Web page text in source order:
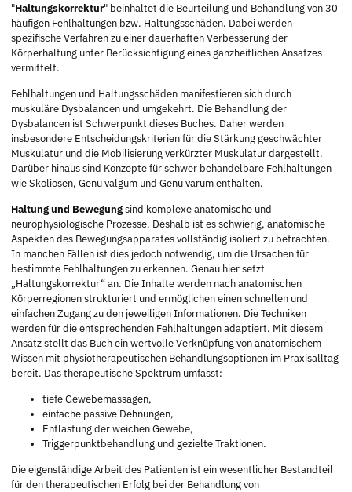
"Haltungskorrektur" beinhaltet die Beurteilung und Behandlung von 30
häufigen Fehlhaltungen bzw. Haltungsschäden. Dabei werden
spezifische Verfahren zu einer dauerhaften Verbesserung der
Körperhaltung unter Berücksichtigung eines ganzheitlichen Ansatzes
vermittelt.
Fehlhaltungen und Haltungsschäden manifestieren sich durch
muskuläre Dysbalancen und umgekehrt. Die Behandlung der
Dysbalancen ist Schwerpunkt dieses Buches. Daher werden
insbesondere Entscheidungskriterien für die Stärkung geschwächter
Muskulatur und die Mobilisierung verkürzter Muskulatur dargestellt.
Darüber hinaus sind Konzepte für schwer behandelbare Fehlhaltungen
wie Skoliosen, Genu valgum und Genu varum enthalten.
Haltung und Bewegungsind komplexe anatomische und
neurophysiologische Prozesse. Deshalb ist es schwierig, anatomische
Aspekten des Bewegungsapparates vollständig isoliert zu betrachten.
In manchen Fällen ist dies jedoch notwendig, um die Ursachen für
bestimmte Fehlhaltungen zu erkennen. Genau hier setzt
„Haltungskorrektur“ an. Die Inhalte werden nach anatomischen
Körperregionen strukturiert und ermöglichen einen schnellen und
einfachen Zugang zu den jeweiligen Informationen. Die Techniken
werden für die entsprechenden Fehlhaltungen adaptiert. Mit diesem
Ansatz stellt das Buch ein wertvolle Verknüpfung von anatomischem
Wissen mit physiotherapeutischen Behandlungsoptionen im Praxisalltag
bereit. Das therapeutische Spektrum umfasst:
tiefe Gewebemassagen,
einfache passive Dehnungen,
Entlastung der weichen Gewebe,
Triggerpunktbehandlung und gezielte Traktionen.
Die eigenständige Arbeit des Patienten ist ein wesentlicher Bestandteil
für den therapeutischen Erfolg bei der Behandlung von